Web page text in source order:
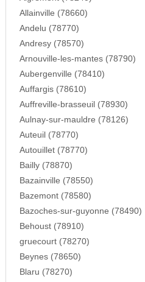
Allainville (78660)
Andelu (78770)
Andresy (78570)
Arnouville-les-mantes (78790)
Aubergenville (78410)
Auffargis (78610)
Auffreville-brasseuil (78930)
Aulnay-sur-mauldre (78126)
Auteuil (78770)
Autouillet (78770)
Bailly (78870)
Bazainville (78550)
Bazemont (78580)
Bazoches-sur-guyonne (78490)
Behoust (78910)
gruecourt (78270)
Beynes (78650)
Blaru (78270)